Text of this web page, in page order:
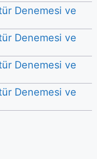
Denemesi ve
Denemesi ve
Denemesi ve
Denemesi ve